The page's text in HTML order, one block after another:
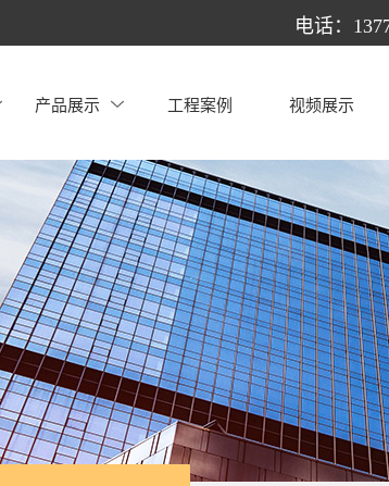
电话：
产品展示 工程案例 视频展示